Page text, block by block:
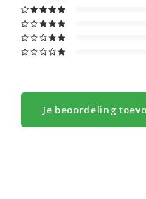
Je beoordeling